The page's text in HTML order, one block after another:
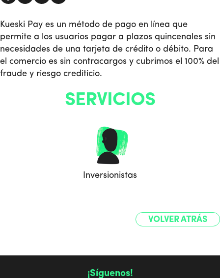
Kueski Pay es un método de pago en línea que
permite a los usuarios pagar a plazos quincenales sin
necesidades de una tarjeta de crédito o débito. Para
el comercio es sin contracargos y cubrimos el 100% del
fraude y riesgo crediticio.
SERVICIOS
Inversionistas
VOLVER ATRÁS
¡Síguenos!